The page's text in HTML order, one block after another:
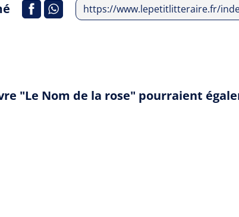
https://www.lepetitlitteraire.fr/
"Le Nom de la rose" pourraient